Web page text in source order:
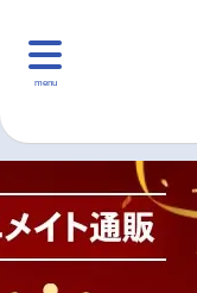
menu
マンガ・ラノベ